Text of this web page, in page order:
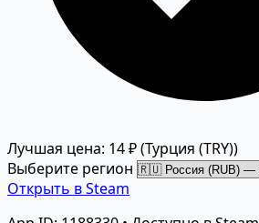
Лучшая цена: 14 ₽(Турция (TRY))
Выберите регион
Открыть в Steam